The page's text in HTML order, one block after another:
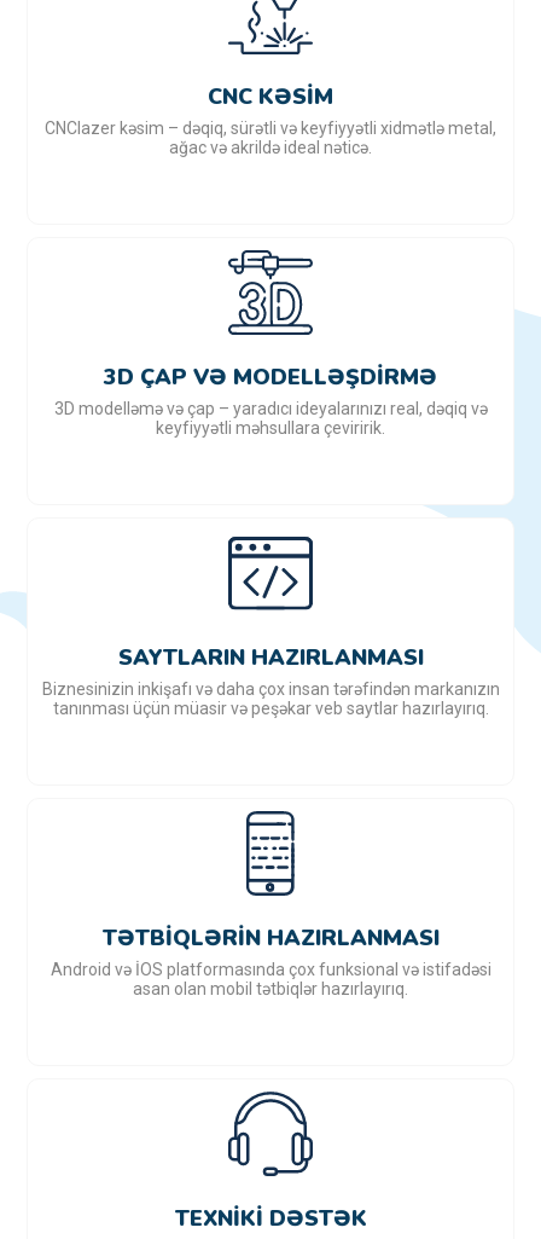
CNC KƏSIM
CNClazer kəsim – dəqiq, sürətli və keyfiyyətli xidmətlə metal,
ağac və akrildə ideal nəticə.
3D ÇAP VƏ MODELLƏŞDIRMƏ
3D modelləmə və çap – yaradıcı ideyalarınızı real, dəqiq və
keyfiyyətli məhsullara çeviririk.
SAYTLARIN HAZIRLANMASI
Biznesinizin inkişafı və daha çox insan tərəfindən markanızın
tanınması üçün müasir və peşəkar veb saytlar hazırlayırıq.
TƏTBIQLƏRIN HAZIRLANMASI
Android və İOS platformasında çox funksional və istifadəsi
asan olan mobil tətbiqlər hazırlayırıq.
TEXNIKI DƏSTƏK